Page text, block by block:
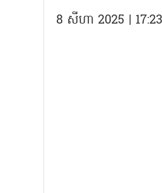
8 សីហា 2025 |